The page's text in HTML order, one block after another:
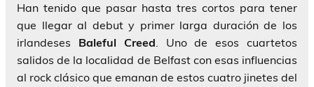
Han tenido que pasar hasta tres cortos para tener
que llegar al debut y primer larga duración de los
irlandeses Baleful Creed. Uno de esos cuartetos
salidos de la localidad de Belfast con esas influencias
al rock clásico que emanan de estos cuatro jinetes del